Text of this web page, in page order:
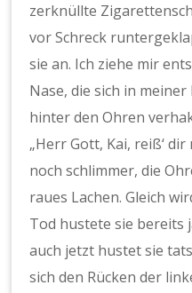
zerknüllte
vor Schreck
sie an. Ich ziehe mir
Nase, die sich in
hinter den Ohren
„Herr Gott, Kai, reiß‘
noch schlimmer, die
raues Lachen. Gleich
Tod hustete sie bereits
auch jetzt hustet sie
sich den Rücken der